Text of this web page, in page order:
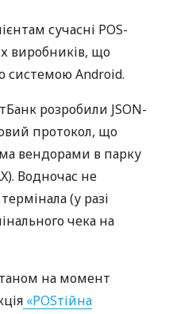
сучасні POS-
виробників, що
системою Android.
розробили JSON-
протокол, що
вендорами в парку
Водночас не
(у разі
чека на
на момент
«POSтійна